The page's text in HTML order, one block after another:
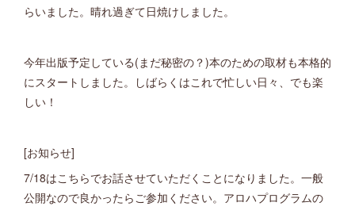
らいました。晴れ過ぎて日焼けしました。
今年出版予定している(まだ秘密の？)本のための取材も本格的
にスタートしました。しばらくはこれで忙しい日々、でも楽
しい！
[お知らせ]
7/18はこちらでお話させていただくことになりました。一般
公開なので良かったらご参加ください。アロハプログラムの